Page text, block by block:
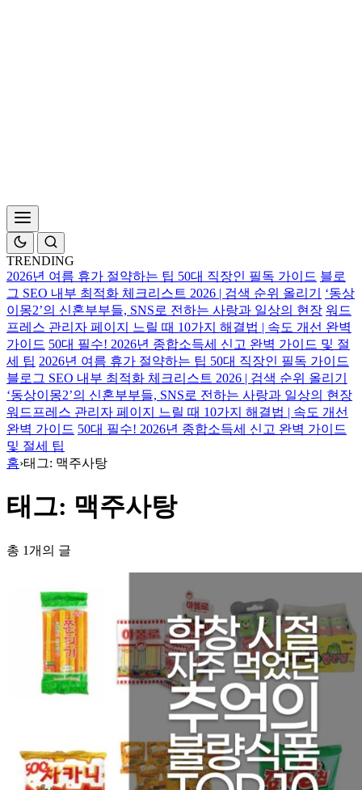
TRENDING
2026년 여름 휴가 절약하는 팁 50대 직장인 필독 가이드 블로
그 SEO 내부 최적화 체크리스트 2026 | 검색 순위 올리기
‘동상
이몽2’의 신혼부부들, SNS로 전하는 사랑과 일상의 현장 워드
프레스 관리자 페이지 느릴 때 10가지 해결법 | 속도 개선 완벽
가이드 50대 필수! 2026년 종합소득세 신고 완벽 가이드 및 절
세 팁 2026년 여름 휴가 절약하는 팁 50대 직장인 필독 가이드
블로그 SEO 내부 최적화 체크리스트 2026 | 검색 순위 올리기
‘동상이몽2’의 신혼부부들, SNS로 전하는 사랑과 일상의 현장
워드프레스 관리자 페이지 느릴 때 10가지 해결법 | 속도 개선
완벽 가이드 50대 필수! 2026년 종합소득세 신고 완벽 가이드
및 절세 팁
홈›태그: 맥주사탕
태그: 맥주사탕
총 1개의 글